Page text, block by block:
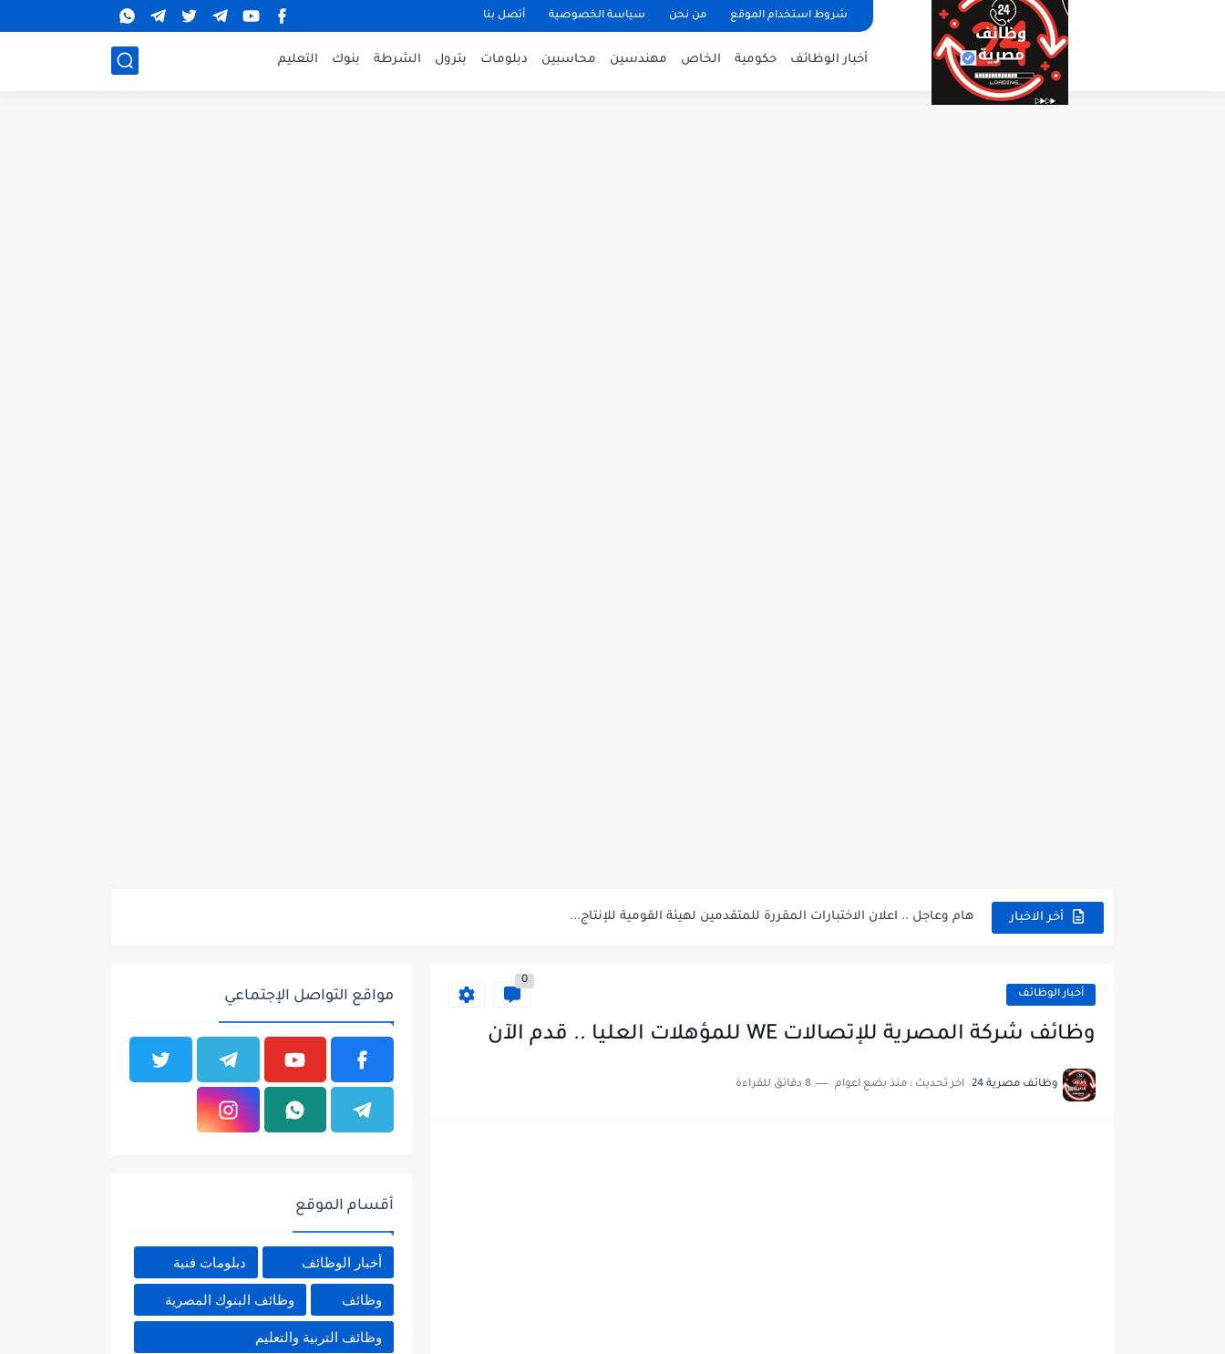
شروط استخدام الموقع من نحن سياسة الخصوصية أتصل بنا
أخبار الوظائف حكومية الخاص مهندسين محاسبين دبلومات بترول الشرطة بنوك التعليم
أخر الاخبار هام وعاجل .. اعلان الاختبارات المقررة للمتقدمين لهيئة القومية للإنتاج...
أخبار الوظائف
0
وظائف شركة المصرية للإتصالات WE للمؤهلات العليا .. قدم الآن
وظائف مصرية 24 اخر تحديث : منذ بضع اعوام 8 دقائق للقراءة
مواقع التواصل الإجتماعي
أقسام الموقع
أخبار الوظائف دبلومات فنية
وظائف وظائف البنوك المصرية
وظائف التربية والتعليم